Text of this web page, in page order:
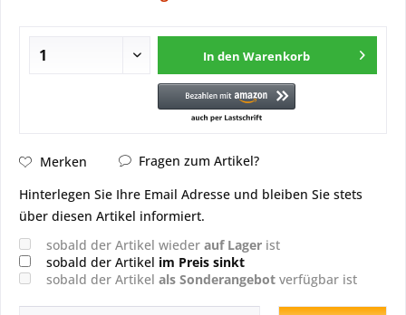
In den Warenkorb
Merken
Fragen zum Artikel?
Hinterlegen Sie Ihre Email Adresse und bleiben Sie stets
über diesen Artikel informiert.
sobald der Artikel wieder auf Lager ist
sobald der Artikel im Preis sinkt
sobald der Artikel als Sonderangebot verfügbar ist